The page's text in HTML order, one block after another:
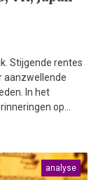
Stijgende rentes
aanzwellende
In het
op...
analyse